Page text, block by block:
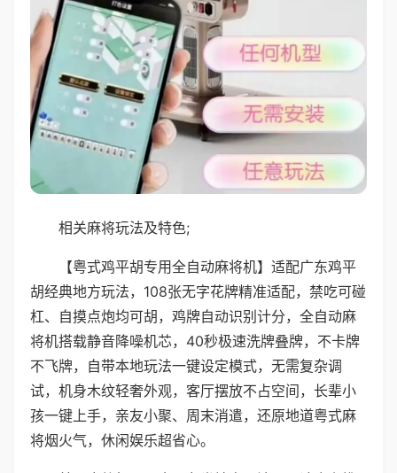
相关麻将玩法及特色;
【粤式鸡平胡专用全自动麻将机】适配广东鸡平
胡经典地方玩法，108张无字花牌精准适配，禁吃可碰
杠、自摸点炮均可胡，鸡牌自动识别计分，全自动麻
将机搭载静音降噪机芯，40秒极速洗牌叠牌，不卡牌
不飞牌，自带本地玩法一键设定模式，无需复杂调
试，机身木纹轻奢外观，客厅摆放不占空间，长辈小
孩一键上手，亲友小聚、周末消遣，还原地道粤式麻
将烟火气，休闲娱乐超省心。